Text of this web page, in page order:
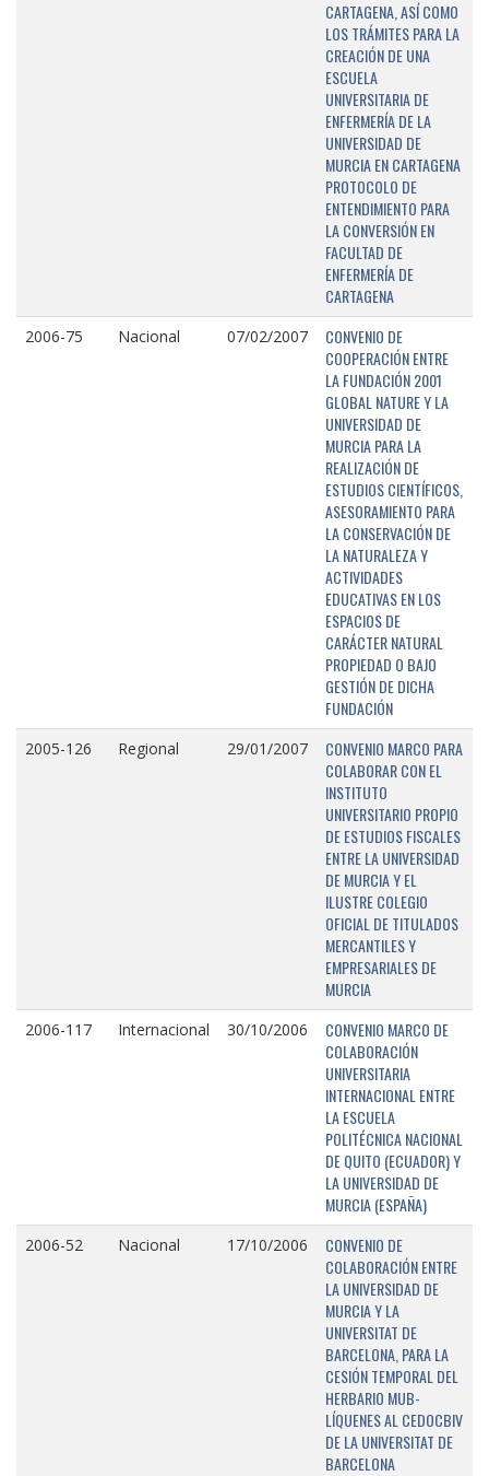
CARTAGENA, ASÍ COMO
LOS TRÁMITES PARA LA
CREACIÓN DE UNA
ESCUELA
UNIVERSITARIA DE
ENFERMERÍA DE LA
UNIVERSIDAD DE
MURCIA EN CARTAGENA
PROTOCOLO DE
ENTENDIMIENTO PARA
LA CONVERSIÓN EN
FACULTAD DE
ENFERMERÍA DE
CARTAGENA
2006-75 Nacional 07/02/2007
CONVENIO DE
COOPERACIÓN ENTRE
LA FUNDACIÓN 2001
GLOBAL NATURE Y LA
UNIVERSIDAD DE
MURCIA PARA LA
REALIZACIÓN DE
ESTUDIOS CIENTÍFICOS,
ASESORAMIENTO PARA
LA CONSERVACIÓN DE
LA NATURALEZA Y
ACTIVIDADES
EDUCATIVAS EN LOS
ESPACIOS DE
CARÁCTER NATURAL
PROPIEDAD O BAJO
GESTIÓN DE DICHA
FUNDACIÓN
2005-126 Regional 29/01/2007
CONVENIO MARCO PARA
COLABORAR CON EL
INSTITUTO
UNIVERSITARIO PROPIO
DE ESTUDIOS FISCALES
ENTRE LA UNIVERSIDAD
DE MURCIA Y EL
ILUSTRE COLEGIO
OFICIAL DE TITULADOS
MERCANTILES Y
EMPRESARIALES DE
MURCIA
2006-117 Internacional 30/10/2006
CONVENIO MARCO DE
COLABORACIÓN
UNIVERSITARIA
INTERNACIONAL ENTRE
LA ESCUELA
POLITÉCNICA NACIONAL
DE QUITO (ECUADOR) Y
LA UNIVERSIDAD DE
MURCIA (ESPAÑA)
2006-52 Nacional 17/10/2006
CONVENIO DE
COLABORACIÓN ENTRE
LA UNIVERSIDAD DE
MURCIA Y LA
UNIVERSITAT DE
BARCELONA, PARA LA
CESIÓN TEMPORAL DEL
HERBARIO MUB-
LÍQUENES AL CEDOCBIV
DE LA UNIVERSITAT DE
BARCELONA